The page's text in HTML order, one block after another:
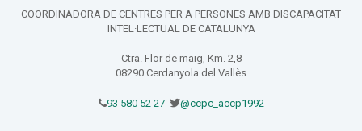
COORDINADORA DE CENTRES PER A PERSONES AMB DISCAPACITAT
INTEL·LECTUAL DE CATALUNYA
Ctra. Flor de maig, Km. 2,8
08290 Cerdanyola del Vallès
93 580 52 27 @ccpc_accp1992